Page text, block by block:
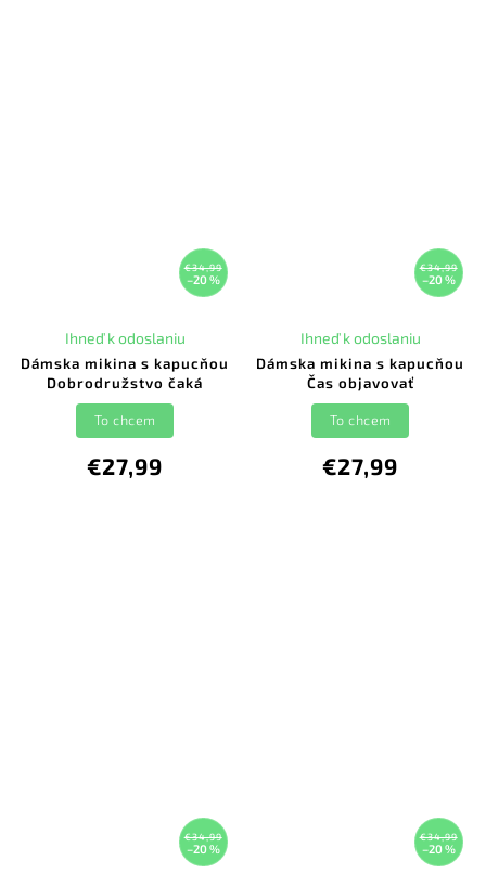
€34,99
–20 %
Dámska mikina s kapucňou
Dobrodružstvo čaká
Ihneď k odoslaniu
€27,99
To chcem
€34,99
–20 %
Dámska mikina s kapucňou
Čas objavovať
Ihneď k odoslaniu
€27,99
To chcem
€34,99
–20 %
€34,99
–20 %